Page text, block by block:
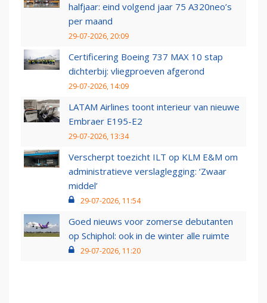
halfjaar: eind volgend jaar 75 A320neo’s
per maand
29-07-2026, 20:09
Certificering Boeing 737 MAX 10 stap
dichterbij: vliegproeven afgerond
29-07-2026, 14:09
LATAM Airlines toont interieur van nieuwe
Embraer E195-E2
29-07-2026, 13:34
Verscherpt toezicht ILT op KLM E&M om
administratieve verslaglegging: ‘Zwaar
middel’
29-07-2026, 11:54
Goed nieuws voor zomerse debutanten
op Schiphol: ook in de winter alle ruimte
29-07-2026, 11:20